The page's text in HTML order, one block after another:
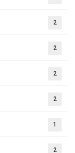
2
2
2
2
1
2